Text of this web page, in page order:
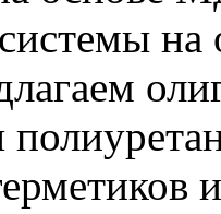
на